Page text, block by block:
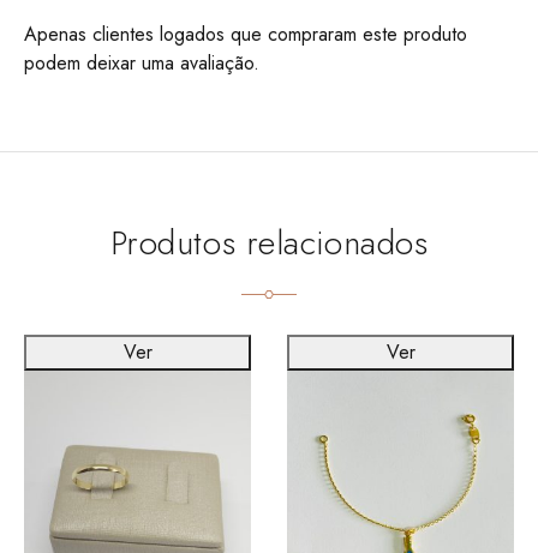
Apenas clientes logados que compraram este produto
podem deixar uma avaliação.
Produtos relacionados
Ver Ver